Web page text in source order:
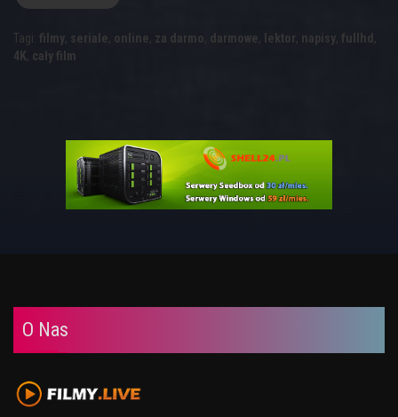
Tagi: filmy, seriale, online, za darmo, darmowe, lektor, napisy, fullhd ,
4K, cały film
O Nas